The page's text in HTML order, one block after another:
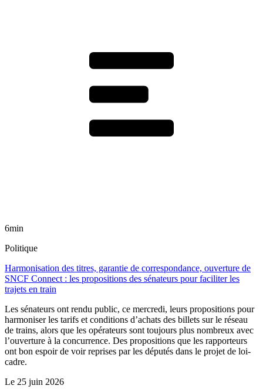
6min
Politique
Harmonisation des titres, garantie de correspondance, ouverture de
SNCF Connect : les propositions des sénateurs pour faciliter les
trajets en train
Les sénateurs ont rendu public, ce mercredi, leurs propositions pour
harmoniser les tarifs et conditions d’achats des billets sur le réseau
de trains, alors que les opérateurs sont toujours plus nombreux avec
l’ouverture à la concurrence. Des propositions que les rapporteurs
ont bon espoir de voir reprises par les députés dans le projet de loi-
cadre.
Le 25 juin 2026